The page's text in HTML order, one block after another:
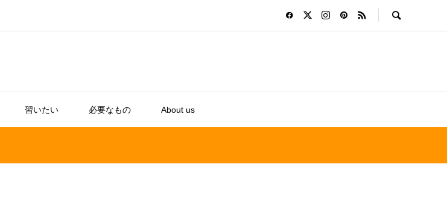
習いたい 必要なもの About us